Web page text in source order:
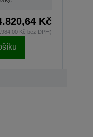
Kč
Kč bez DPH)